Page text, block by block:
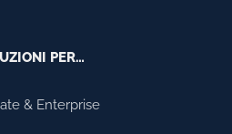
PER…
& Enterprise